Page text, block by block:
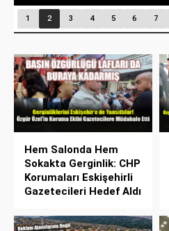
1 2 3 4 5 6 7
Hem Salonda Hem
Sokakta Gerginlik: CHP
Korumaları Eskişehirli
Gazetecileri Hedef Aldı